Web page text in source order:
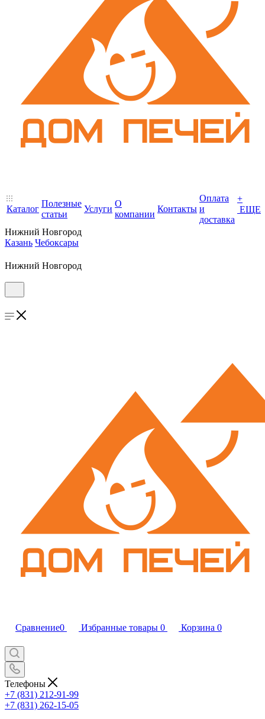
Каталог
Полезные
статьи
Услуги
О
компании
Контакты
Оплата
и
доставка
+
ЕЩЕ
Нижний Новгород
Казань Чебоксары
Нижний Новгород
Сравнение0 Избранные товары 0 Корзина 0
Телефоны
+7 (831) 212-91-99
+7 (831) 262-15-05